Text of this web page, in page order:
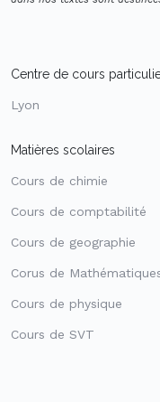
Centre de cours
Lyon
Matières scolaires
Cours de chimie
Cours de comptabilité
Cours de geographie
Corus de
Cours de physique
Cours de SVT